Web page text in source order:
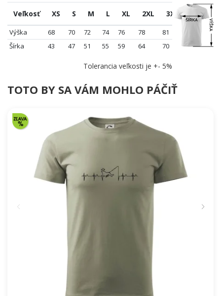
Veľkosť XS S M L XL 2XL 3XL 4XL
Výška 68 70 72 74 76 78 81
Šírka
43 47 51 55 59 64 70 76
Tolerancia veľkosti je +- 5%
TOTO BY SA VÁM MOHLO PÁČIŤ